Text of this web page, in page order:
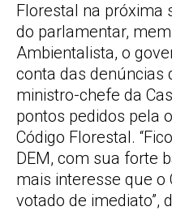
Florestal na próxima
do parlamentar,
Ambientalista, o
conta das denúncias
ministro-chefe da
pontos pedidos pela
Código Florestal.
DEM, com sua forte
mais interesse que o
votado de imediato”,